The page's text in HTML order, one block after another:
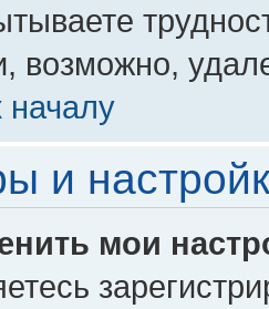
возможно,
началу
и
мои